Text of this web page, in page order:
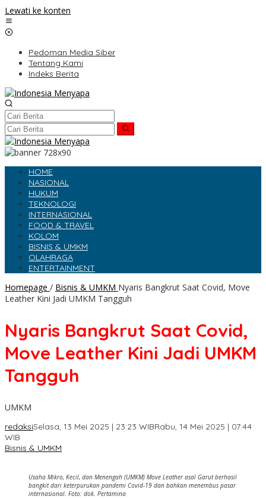
Lewati ke konten
Pedoman Media Siber
Tentang Kami
Indeks Berita
HOME
NASIONAL
HUKUM
TEKNOLOGI
INTERNASIONAL
FOOD & TRAVEL
KOLOM
BISNIS & UMKM
OLAHRAGA
ENTERTAINMENT
Homepage / Bisnis & UMKM Nyaris Bangkrut Saat Covid, Move
Leather Kini Jadi UMKM Tangguh
Nyaris Bangkrut Saat Covid,
Move Leather Kini Jadi UMKM
Tangguh
UMKM
redaksiSelasa, 13 Mei 2025 | 23:23 WIBRabu, 14 Mei 2025 | 07:44
WIB
Bisnis & UMKM
Usaha Mikro, Kecil, dan Menengah (UMKM) Move Leather asal Garut berhasil
bangkit dari keterpurukan pandemi Covid-19 dan bahkan menembus pasar
internasional. Foto: dok. Pertamina